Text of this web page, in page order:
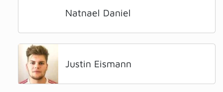
Natnael Daniel
Justin Eismann